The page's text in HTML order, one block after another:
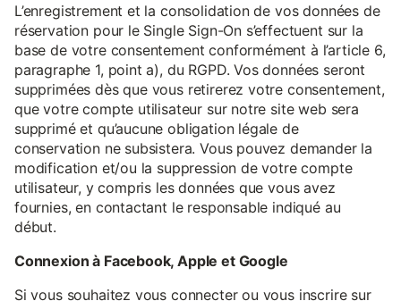
L’enregistrement et la consolidation de vos données de
réservation pour le Single Sign-On s’effectuent sur la
base de votre consentement conformément à l’article 6,
paragraphe 1, point a), du RGPD. Vos données seront
supprimées dès que vous retirerez votre consentement,
que votre compte utilisateur sur notre site web sera
supprimé et qu’aucune obligation légale de
conservation ne subsistera. Vous pouvez demander la
modification et/ou la suppression de votre compte
utilisateur, y compris les données que vous avez
fournies, en contactant le responsable indiqué au
début.
Connexion à Facebook, Apple et Google
Si vous souhaitez vous connecter ou vous inscrire sur